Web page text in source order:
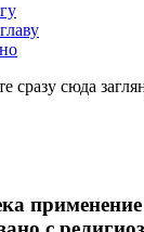
сразу сюда